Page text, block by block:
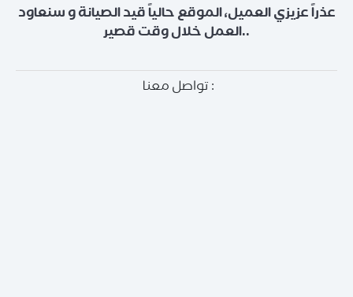
عذراً عزيزي العميل، الموقع حالياً قيد الصيانة و سنعاود
العمل خلال وقت قصير..
تواصل معنا :